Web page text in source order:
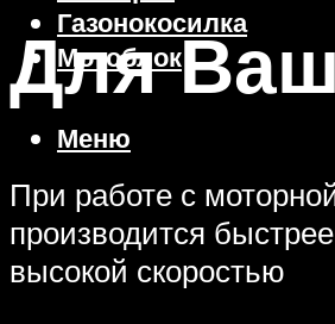
Газонокосилка
Мотоблок
Меню
Для
При работе с
производится
высокой скоростью